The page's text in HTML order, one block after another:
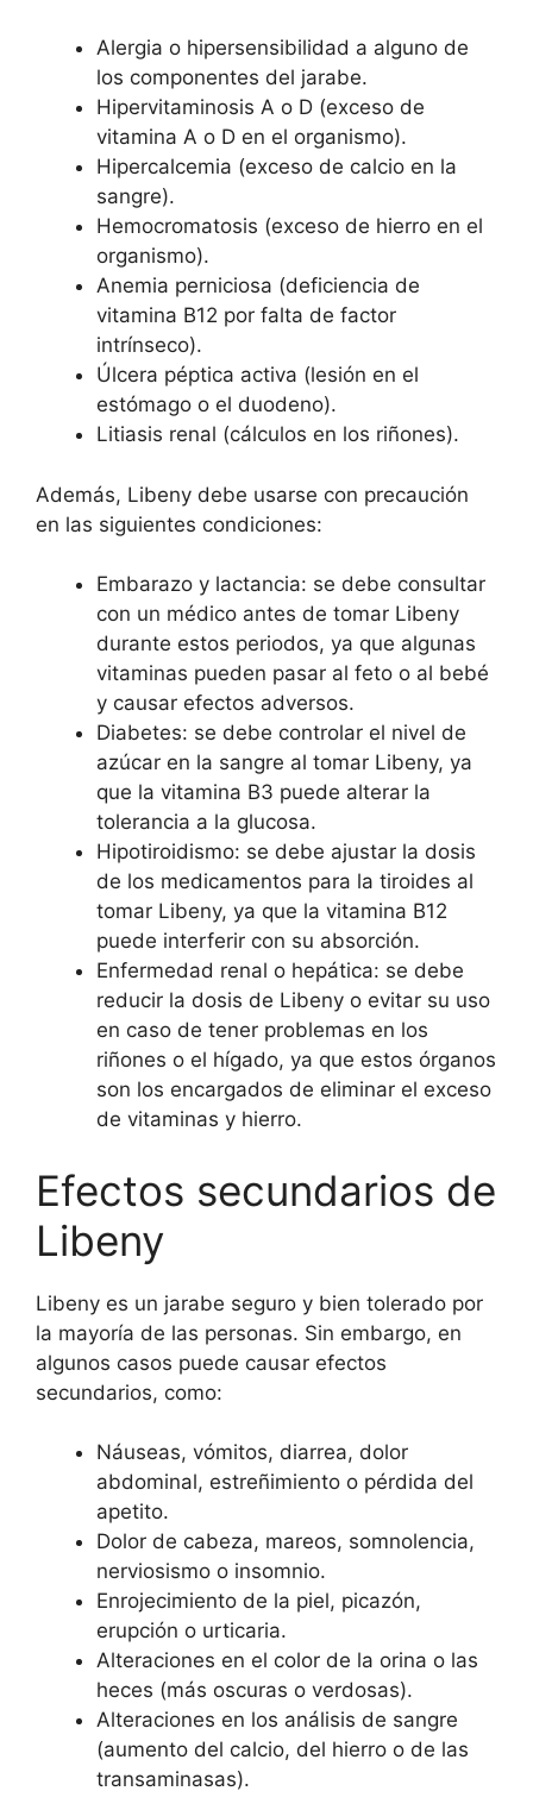
Alergia o hipersensibilidad a alguno de
los componentes del jarabe.
Hipervitaminosis A o D (exceso de
vitamina A o D en el organismo).
Hipercalcemia (exceso de calcio en la
sangre).
Hemocromatosis (exceso de hierro en el
organismo).
Anemia perniciosa (deficiencia de
vitamina B12 por falta de factor
intrínseco).
Úlcera péptica activa (lesión en el
estómago o el duodeno).
Litiasis renal (cálculos en los riñones).
Además, Libeny debe usarse con precaución
en las siguientes condiciones:
Embarazo y lactancia: se debe consultar
con un médico antes de tomar Libeny
durante estos periodos, ya que algunas
vitaminas pueden pasar al feto o al bebé
y causar efectos adversos.
Diabetes: se debe controlar el nivel de
azúcar en la sangre al tomar Libeny, ya
que la vitamina B3 puede alterar la
tolerancia a la glucosa.
Hipotiroidismo: se debe ajustar la dosis
de los medicamentos para la tiroides al
tomar Libeny, ya que la vitamina B12
puede interferir con su absorción.
Enfermedad renal o hepática: se debe
reducir la dosis de Libeny o evitar su uso
en caso de tener problemas en los
riñones o el hígado, ya que estos órganos
son los encargados de eliminar el exceso
de vitaminas y hierro.
Efectos secundarios de
Libeny
Libeny es un jarabe seguro y bien tolerado por
la mayoría de las personas. Sin embargo, en
algunos casos puede causar efectos
secundarios, como:
Náuseas, vómitos, diarrea, dolor
abdominal, estreñimiento o pérdida del
apetito.
Dolor de cabeza, mareos, somnolencia,
nerviosismo o insomnio.
Enrojecimiento de la piel, picazón,
erupción o urticaria.
Alteraciones en el color de la orina o las
heces (más oscuras o verdosas).
Alteraciones en los análisis de sangre
(aumento del calcio, del hierro o de las
transaminasas).